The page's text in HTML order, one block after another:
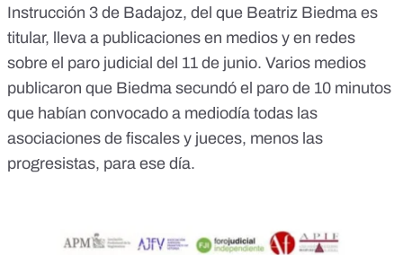
Instrucción 3 de Badajoz, del que Beatriz Biedma es
titular, lleva a publicaciones en medios y en redes
sobre el paro judicial del 11 de junio. Varios medios
publicaron que Biedma secundó el paro de 10 minutos
que habían convocado a mediodía todas las
asociaciones de fiscales y jueces, menos las
progresistas, para ese día.